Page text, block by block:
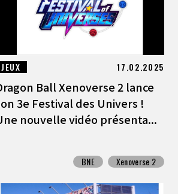
JEUX 17.02.2025
Ball Xenoverse 2 lance
3e Festival des Univers !
nouvelle vidéo présenta...
BNE Xenoverse 2